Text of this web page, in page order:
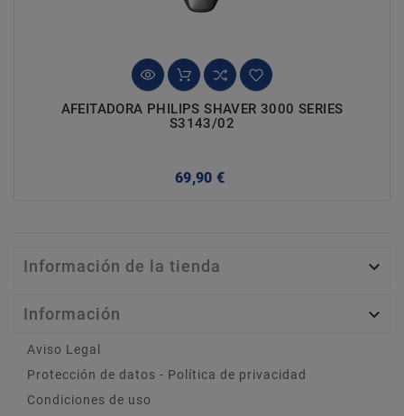
AFEITADORA PHILIPS SHAVER 3000 SERIES
S3143/02
69,90 €
Información de la tienda 
Información 
Aviso Legal
Protección de datos - Política de privacidad
Condiciones de uso